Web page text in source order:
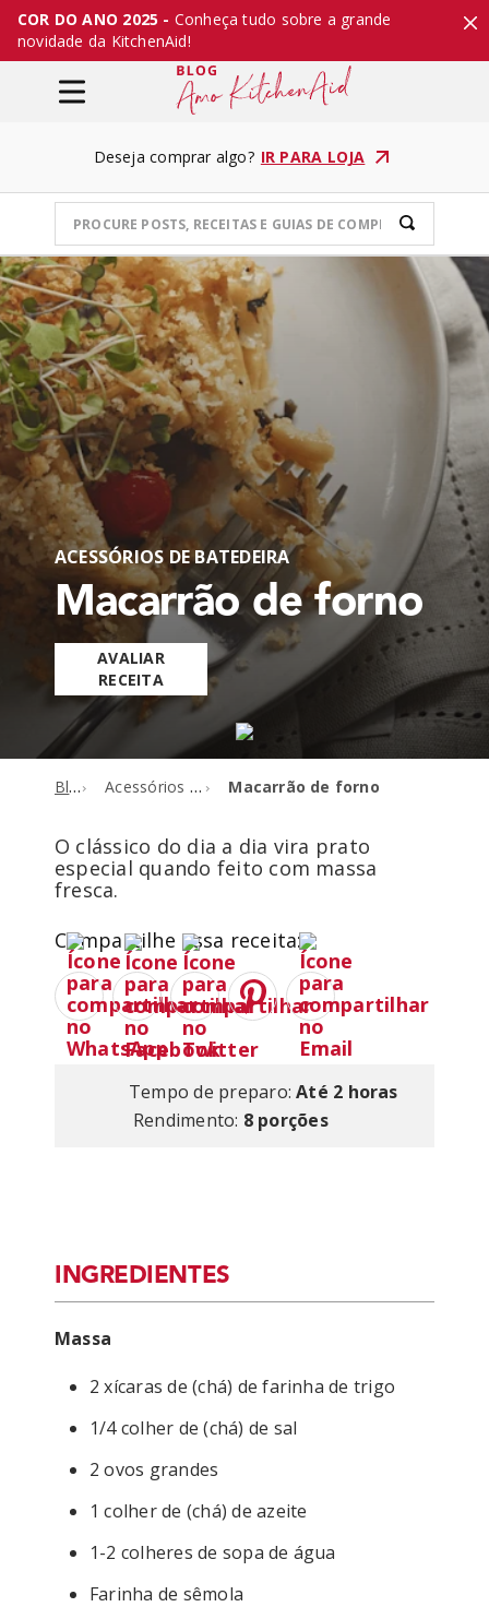
COR DO ANO 2025 - Conheça tudo sobre a grande
novidade da KitchenAid!
Deseja comprar algo? IR PARA LOJA
ACESSÓRIOS DE BATEDEIRA
Macarrão de forno
AVALIAR
RECEITA
Blog Acessórios de batedeira Macarrão de forno
O clássico do dia a dia vira prato
especial quando feito com massa
fresca.
Compartilhe essa receita:
Tempo de preparo: Até 2 horas
Rendimento: 8 porções
INGREDIENTES
Massa
2 xícaras de (chá) de farinha de trigo
1/4 colher de (chá) de sal
2 ovos grandes
1 colher de (chá) de azeite
1-2 colheres de sopa de água
Farinha de sêmola